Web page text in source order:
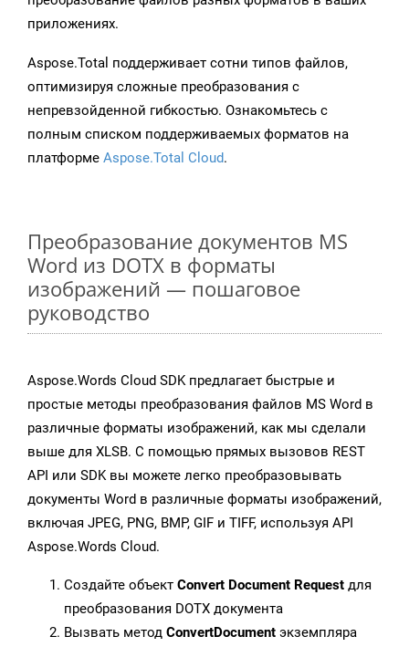
приложениях.
Aspose.Total поддерживает сотни типов файлов,
оптимизируя сложные преобразования с
непревзойденной гибкостью. Ознакомьтесь с
полным списком поддерживаемых форматов на
платформе Aspose.Total Cloud.
Преобразование документов MS
Word из DOTX в форматы
изображений — пошаговое
руководство
Aspose.Words Cloud SDK предлагает быстрые и
простые методы преобразования файлов MS Word в
различные форматы изображений, как мы сделали
выше для XLSB. С помощью прямых вызовов REST
API или SDK вы можете легко преобразовывать
документы Word в различные форматы изображений,
включая JPEG, PNG, BMP, GIF и TIFF, используя API
Aspose.Words Cloud.
Создайте объект Convert Document Request для
преобразования DOTX документа
Вызвать метод ConvertDocument экземпляра